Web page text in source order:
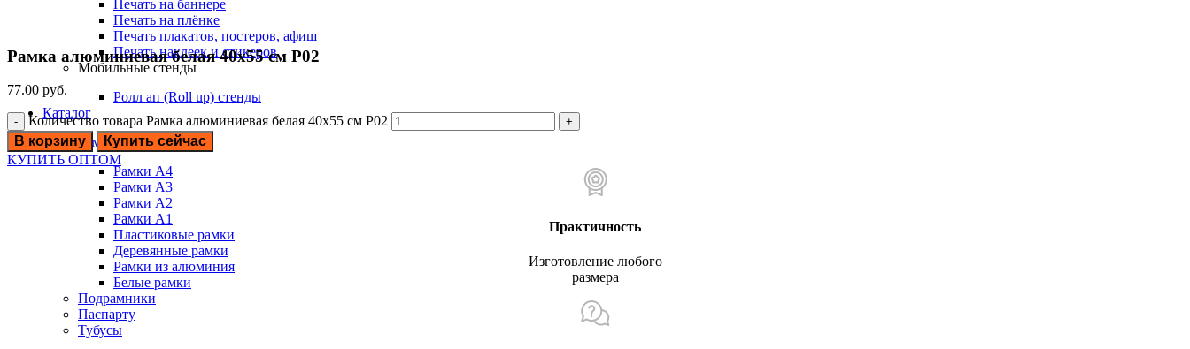
Печать на баннере
Печать на плёнке
Печать плакатов, постеров, афиш
Печать наклеек и стикеров
Мобильные стенды
Ролл ап (Roll up) стенды
Каталог
Рамки
Рамки А4
Рамки А3
Рамки А2
Рамки А1
Пластиковые рамки
Деревянные рамки
Рамки из алюминия
Белые рамки
Подрамники
Паспарту
Тубусы
Рамка алюминиевая белая 40х55 см P02
77.00 руб.
Количество товара Рамка алюминиевая белая 40х55 см P02
В корзину
Купить сейчас
КУПИТЬ ОПТОМ
Практичность
Изготовление любого
размера